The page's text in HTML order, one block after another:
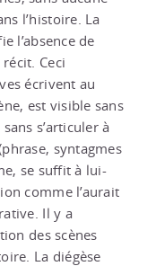
l’histoire. La
l’absence de
Ceci
écrivent au
est visible sans
s’articuler à
syntagmes
se suffit à lui-
comme l’aurait
Il y a
des scènes
La diégèse